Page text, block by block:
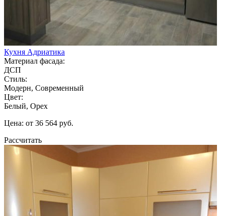
Кухня Адриатика
Материал фасада:
ДСП
Стиль:
Модерн, Современный
Цвет:
Белый, Орех
Цена: от 36 564 руб.
Рассчитать